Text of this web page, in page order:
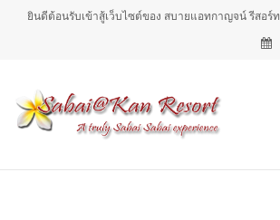
ยินดีต้อนรับเข้าสู้เว็บไซต์ของ สบายแอทกาญจน์ รีสอร์ท